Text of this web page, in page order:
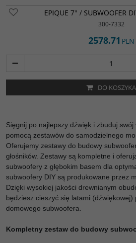
EPIQUE 7" / SUBWOOFER
300-7332
2578.71 PLN
DO KOSZYKA
Sięgnij po najlepszy dźwięk i zbuduj swój
pomocą zestawów do samodzielnego
Oferujemy zestawy do budowy
głośników. Zestawy są kompletne i
subwoofery z głębokim basem dla
subwoofery DIY są produkowane przez
Dzięki wysokiej jakości drewnianym
będziesz cieszyć się latami (dźwiękowej)
domowego subwoofera.
Kompletny zestaw do budowy